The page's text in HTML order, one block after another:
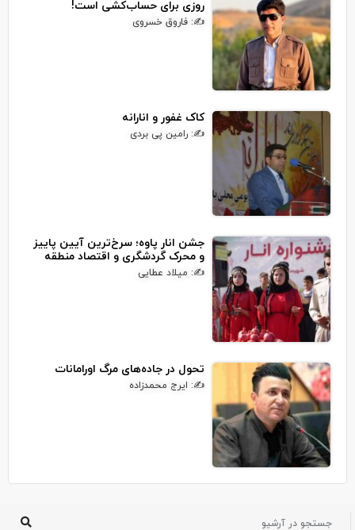
روزی برای حساب‌کشی است!
✍: فاروق خسروی
کاک غفور و انارانه
✍: رامین پی بردی
جشن انار پاوه؛ سرخ‌ترین آیین پاییز
و محرک گردشگری و اقتصاد منطقه
✍: میلاد عطایی
تحول در جاده‌های مرگ اورامانات
✍: ایرج محمدزاده